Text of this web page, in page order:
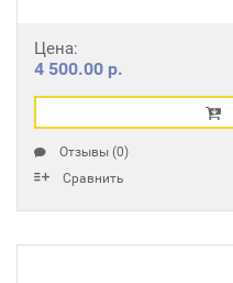
Цена:
4 500.00 р.
Отзывы (0)
Сравнить